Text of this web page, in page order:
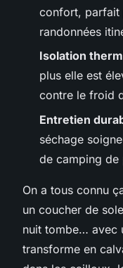
confort, parfait
randonnées
Isolation
plus elle est
contre le froid
Entretien
séchage
de camping de
On a tous connu
un coucher de
nuit tombe… avec
transforme en